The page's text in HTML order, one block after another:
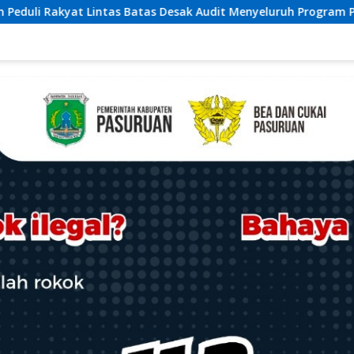
Menyeluruh Program Pemulihan Pertanian Bireuen,